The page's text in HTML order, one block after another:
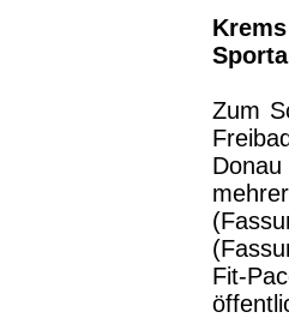
Zum
Fit-